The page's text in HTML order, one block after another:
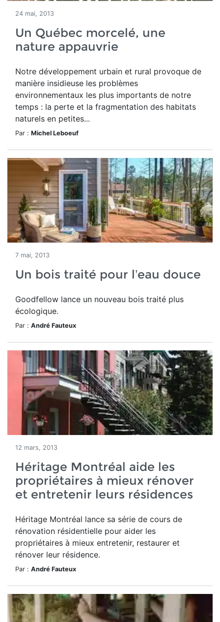
24 mai, 2013
Un Québec morcelé, une
nature appauvrie
Notre développement urbain et rural provoque de
manière insidieuse les problèmes
environnementaux les plus importants de notre
temps : la perte et la fragmentation des habitats
naturels en petites...
Par : Michel Leboeuf
7 mai, 2013
Un bois traité pour l’eau douce
Goodfellow lance un nouveau bois traité plus
écologique.
Par : André Fauteux
12 mars, 2013
Héritage Montréal aide les
propriétaires à mieux rénover
et entretenir leurs résidences
Héritage Montréal lance sa série de cours de
rénovation résidentielle pour aider les
propriétaires à mieux entretenir, restaurer et
rénover leur résidence.
Par : André Fauteux